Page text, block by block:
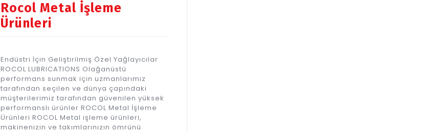
Rocol Metal İşleme
Ürünleri
Endüstri İçin Geliştirilmiş Özel Yağlayıcılar
ROCOL LUBRICATIONS Olağanüstü
performans sunmak için uzmanlarımız
tarafından seçilen ve dünya çapındaki
müşterilerimiz tarafından güvenilen yüksek
performanslı ürünler ROCOL Metal İşleme
Ürünleri ROCOL Metal işleme ürünleri,
makinenizin ve takımlarınızın ömrünü